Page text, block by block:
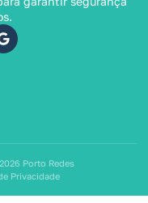
Porto Redes
Privacidade